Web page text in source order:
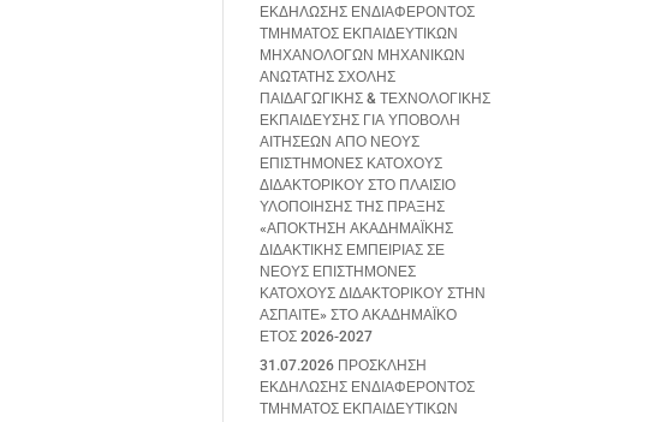
ΕΚΔΗΛΩΣΗΣ ΕΝΔΙΑΦΕΡΟΝΤΟΣ
ΤΜΗΜΑΤΟΣ ΕΚΠΑΙΔΕΥΤΙΚΩΝ
ΜΗΧΑΝΟΛΟΓΩΝ ΜΗΧΑΝΙΚΩΝ
ΑΝΩΤΑΤΗΣ ΣΧΟΛΗΣ
ΠΑΙΔΑΓΩΓΙΚΗΣ & ΤΕΧΝΟΛΟΓΙΚΗΣ
ΕΚΠΑΙΔΕΥΣΗΣ ΓΙΑ ΥΠΟΒΟΛΗ
ΑΙΤΗΣΕΩΝ ΑΠΟ ΝΕΟΥΣ
ΕΠΙΣΤΗΜΟΝΕΣ ΚΑΤΟΧΟΥΣ
ΔΙΔΑΚΤΟΡΙΚΟΥ ΣΤΟ ΠΛΑΙΣΙΟ
ΥΛΟΠΟΙΗΣΗΣ ΤΗΣ ΠΡΑΞΗΣ
«ΑΠΟΚΤΗΣΗ ΑΚΑΔΗΜΑΪΚΗΣ
ΔΙΔΑΚΤΙΚΗΣ ΕΜΠΕΙΡΙΑΣ ΣΕ
ΝΕΟΥΣ ΕΠΙΣΤΗΜΟΝΕΣ
ΚΑΤΟΧΟΥΣ ΔΙΔΑΚΤΟΡΙΚΟΥ ΣΤΗΝ
ΑΣΠΑΙΤΕ» ΣΤΟ ΑΚΑΔΗΜΑΪΚΟ
ΕΤΟΣ 2026-2027
31.07.2026 ΠΡΟΣΚΛΗΣΗ
ΕΚΔΗΛΩΣΗΣ ΕΝΔΙΑΦΕΡΟΝΤΟΣ
ΤΜΗΜΑΤΟΣ ΕΚΠΑΙΔΕΥΤΙΚΩΝ